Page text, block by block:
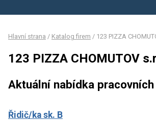
Hlavní strana / Katalog firem / 123 PIZZA
123 PIZZA CHOMUTOV
Aktuální nabídka
Řidič/ka sk. B